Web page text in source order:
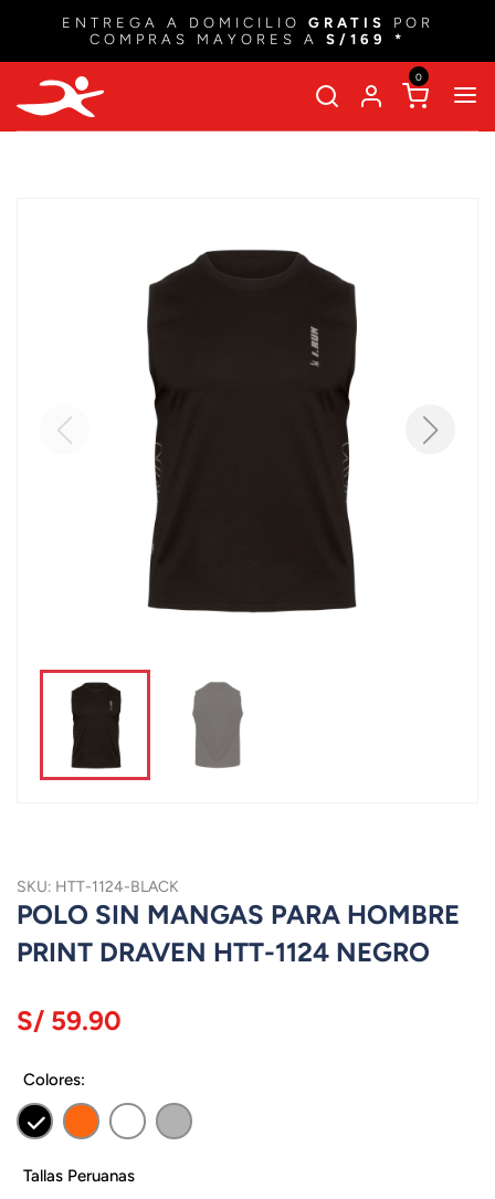
ENTREGA A DOMICILIO GRATIS
POR
COMPRAS MAYORES A S/169 *
0
SKU: HTT-1124-BLACK
POLO SIN MANGAS PARA HOMBRE
PRINT DRAVEN HTT-1124 NEGRO
S/ 59.90
Colores:
Tallas Peruanas